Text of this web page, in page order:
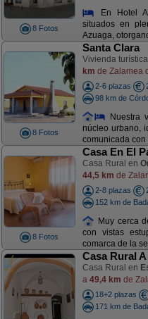
8 Fotos
En Hotel
situados en
Azuaga,
8 Fotos
Santa Clara
Vivienda
km de Zalamea
2-6 plazas
98 km de
Nuestra
núcleo urbano,
comunicada con
8 Fotos
Casa En El
Casa Rural en
44,5 km de
2-8 plazas
152 km de
Muy cerca
con vistas
comarca de la
Casa Rural
Casa Rural en
a 49,4 km de
18+2 plazas
171 km de